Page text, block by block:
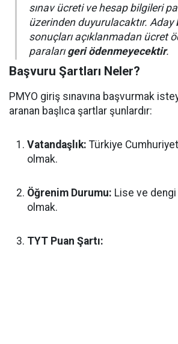
sınav ücreti ve hesap bilgileri
üzerinden duyurulacaktır. Aday
sonuçları açıklanmadan ücret
paraları geri ödenmeyecektir.
Başvuru Şartları Neler?
PMYO giriş sınavına başvurmak
aranan başlıca şartlar şunlardır:
Vatandaşlık: Türkiye
olmak.
Öğrenim Durumu: Lise ve
olmak.
TYT Puan Şartı: